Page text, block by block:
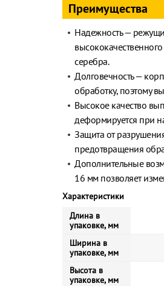
Преимущества
Надежность —
серебра.
Долговечность —
обработку, поэтому
Высокое качество
деформируется при
Защита от
предотвращения
Дополнительные
16 мм позволяет
Характеристики
Длина в
упаковке, мм
Ширина в
упаковке, мм
Высота в
упаковке, мм